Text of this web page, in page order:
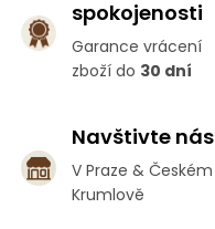
spokojenosti
Garance vrácení
zboží do 30 dní
Navštivte nás
V Praze & Českém
Krumlově